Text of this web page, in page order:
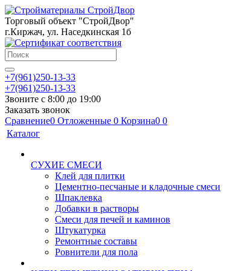
Торговый объект "СтройДвор"
г.Киржач, ул. Наседкинская 1б
+7(961)250-13-33
+7(961)250-13-33
Звоните с 8:00 до 19:00
Заказать звонок
Сравнение0 Отложенные 0 Корзина0 0
Каталог
СУХИЕ СМЕСИ
Клей для плитки
Цементно-песчаные и кладочные смеси
Шпаклевка
Добавки в растворы
Смеси для печей и каминов
Штукатурка
Ремонтные составы
Ровнители для пола